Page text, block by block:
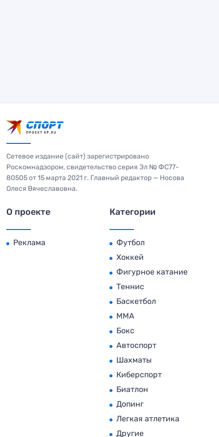
Сетевое издание (сайт) зарегистрировано
Роскомнадзором, свидетельство серия Эл № ФС77-
80505 от 15 марта 2021 г. Главный редактор — Носова
Олеся Вячеславовна.
О проекте
Реклама
Категории
Футбол
Хоккей
Фигурное катание
Теннис
Баскетбол
MMA
Бокс
Автоспорт
Шахматы
Киберспорт
Биатлон
Допинг
Легкая атлетика
Другие